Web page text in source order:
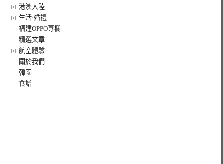
港澳大陸
生活·婚禮
福建OPPO專欄
精選文章
航空體驗
關於我們
韓國
食譜